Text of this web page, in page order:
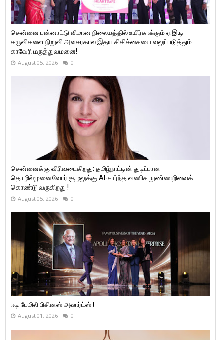
சென்னை பன்னாட்டு விமான நிலையத்தில் உயிர்காக்கும் ஏ.இ.டி
கருவிகளை நிறுவி அவசரகால இதய சிகிச்சையை வலுப்படுத்தும்
காவேரி மருத்துவமனை!
August 05, 2026 0
சென்னைக்கு விரிவடைகிறது; தமிழ்நாட்டின் துடிப்பான
தொழில்முனைவோர் சூழலுக்கு AI-சார்ந்த வணிக நுண்ணறிவைக்
கொண்டு வருகிறது !
August 05, 2026 0
ஈடி பேமிலி பிசினஸ் அவார்ட்ஸ் !
August 01, 2026 0